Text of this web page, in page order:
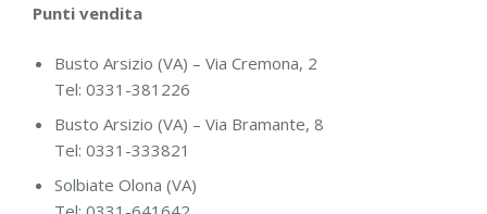
Punti vendita
Busto Arsizio (VA) – Via Cremona, 2
Tel: 0331-381226
Busto Arsizio (VA) – Via Bramante, 8
Tel: 0331-333821
Solbiate Olona (VA)